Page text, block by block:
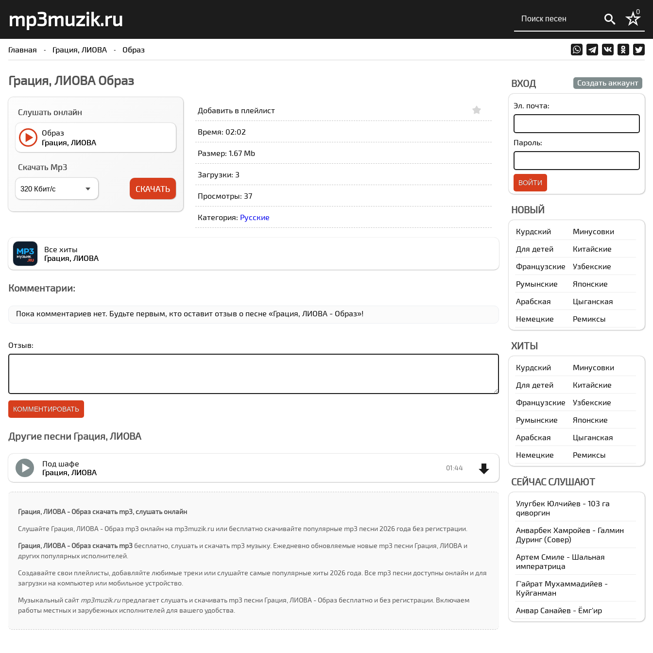
mp3muzik.ru 0
Главная Грация, ЛИОВА Образ
Грация, ЛИОВА Образ
Слушать онлайн
Образ
Грация, ЛИОВА
Скачать Mp3
СКАЧАТЬ
Добавить в плейлист
Время: 02:02
Размер: 1.67 Mb
Загрузки: 3
Просмотры: 37
Категория: Русские
Все хиты
Грация, ЛИОВА
Комментарии:
Пока комментариев нет. Будьте первым, кто оставит отзыв о песне «Грация, ЛИОВА - Образ»!
Отзыв:
Другие песни Грация, ЛИОВА
Под шафе
Грация, ЛИОВА
01:44
Грация, ЛИОВА - Образ скачать mp3, слушать онлайн
Слушайте Грация, ЛИОВА - Образ mp3 онлайн на mp3muzik.ru или бесплатно скачивайте популярные mp3 песни 2026 года без регистрации.
Грация, ЛИОВА - Образ скачать mp3бесплатно, слушать и скачать mp3 музыку. Ежедневно обновляемые новые mp3 песни Грация, ЛИОВА и
других популярных исполнителей.
Создавайте свои плейлисты, добавляйте любимые треки или слушайте самые популярные хиты 2026 года. Все mp3 песни доступны онлайн и для
загрузки на компьютер или мобильное устройство.
Музыкальный сайт mp3muzik.ruпредлагает слушать и скачивать mp3 песни Грация, ЛИОВА - Образ бесплатно и без регистрации. Включаем
работы местных и зарубежных исполнителей для вашего удобства.
ВХОД Создать аккаунт
Эл. почта:
Пароль:
НОВЫЙ
Курдский
Минусовки
Для детей
Китайские
Французские
Узбекские
Румынские
Японские
Арабская
Цыганская
Немецкие
Ремиксы
ХИТЫ
Курдский
Минусовки
Для детей
Китайские
Французские
Узбекские
Румынские
Японские
Арабская
Цыганская
Немецкие
Ремиксы
СЕЙЧАС СЛУШАЮТ
Улугбек Юлчийев - 103 га
qиворгин
Анварбек Xамройев - Галмин
Дуринг (Cовер)
Артем Смиле - Шальная
императрица
Г'айрат Мухаммадийев -
Куйганман
Анвар Санайев - Ёмг'ир